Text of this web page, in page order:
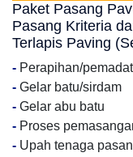
Paket Pasang
Pasang Kriteria
Terlapis Paving
- Perapihan/
- Gelar batu/sirdam
- Gelar abu batu
- Proses
- Upah tenaga